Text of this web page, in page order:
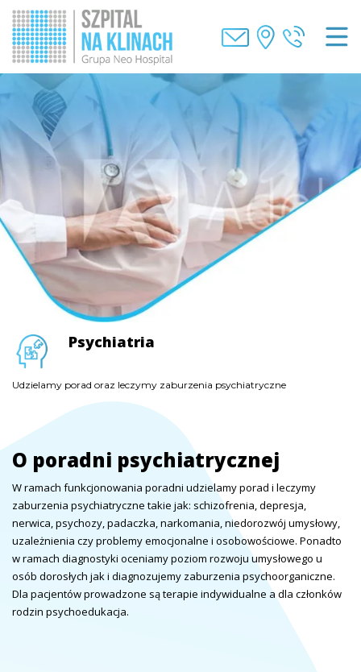
Psychiatria
Udzielamy porad oraz leczymy zaburzenia psychiatryczne
Psychiatria
Udzielamy porad oraz leczymy zaburzenia psychiatryczne
Psychiatria
Udzielamy porad oraz leczymy zaburzenia psychiatryczne
O poradni psychiatrycznej
W ramach funkcjonowania poradni udzielamy porad i leczymy
zaburzenia psychiatryczne takie jak: schizofrenia, depresja,
nerwica, psychozy, padaczka, narkomania, niedorozwój umysłowy,
uzależnienia czy problemy emocjonalne i osobowościowe. Ponadto
w ramach diagnostyki oceniamy poziom rozwoju umysłowego u
osób dorosłych jak i diagnozujemy zaburzenia psychoorganiczne.
Dla pacjentów prowadzone są terapie indywidualne a dla członków
rodzin psychoedukacja.